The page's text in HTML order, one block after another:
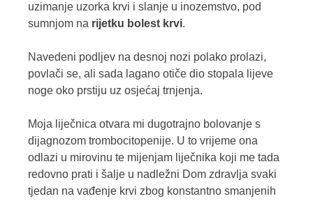
uzimanje uzorka krvi i slanje u inozemstvo, pod
sumnjom na rijetku bolest krvi.
Navedeni podljev na desnoj nozi polako prolazi,
povlači se, ali sada lagano otiče dio stopala lijeve
noge oko prstiju uz osjećaj trnjenja.
Moja liječnica otvara mi dugotrajno bolovanje s
dijagnozom trombocitopenije. U to vrijeme ona
odlazi u mirovinu te mijenjam liječnika koji me tada
redovno prati i šalje u nadležni Dom zdravlja svaki
tjedan na vađenje krvi zbog konstantno smanjenih